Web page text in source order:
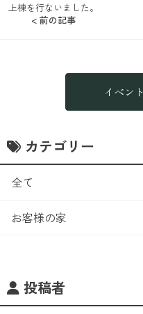
< 前の記事
上棟を行ないました。
イベン
カテゴリー
全て
お客様の家
投稿者